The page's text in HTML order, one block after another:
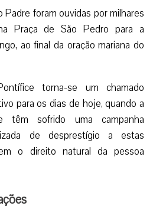
Padre foram ouvidas por milhares
Praça de São Pedro para a
ao final da oração mariana do
torna-se um chamado
para os dias de hoje, quando a
têm sofrido uma campanha
de desprestígio a estas
o direito natural da pessoa